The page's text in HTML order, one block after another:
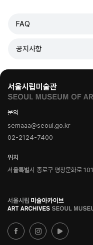
FAQ
공지사항
문의
semaaa@seoul.go.kr
02-2124-7400
위치
서울특별시 종로구 평창문화로 101
로
고